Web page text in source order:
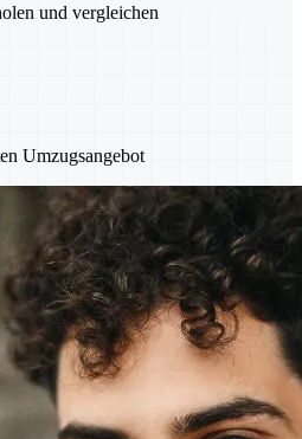
und vergleichen
Umzugsangebot